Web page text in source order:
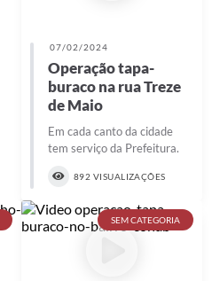
07/02/2024
Operação tapa-
buraco na rua Treze
de Maio
Em cada canto da cidade
tem serviço da Prefeitura.
892 VISUALIZAÇÕES
SEM CATEGORIA